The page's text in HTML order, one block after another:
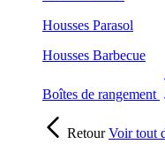
Housses Parasol
Housses Barbecue
Boîtes de rangement
RetourVoir tout